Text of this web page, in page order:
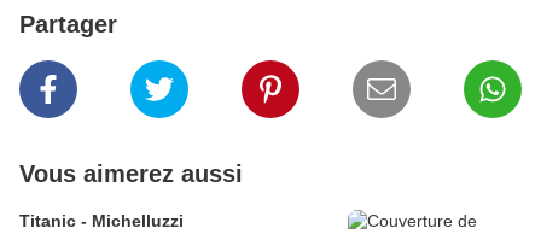
Partager
Vous aimerez aussi
Titanic - Michelluzzi